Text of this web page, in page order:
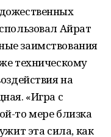
Айрат
заимствования
техническому
на
«Игра с
то мере близка
эта сила, как